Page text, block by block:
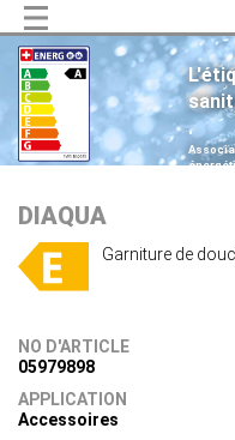
.
DIAQUA
Garniture de
NO D'ARTICLE
05979898
APPLICATION
Accessoires